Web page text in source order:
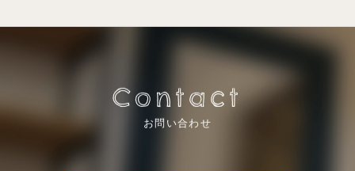
Contact
お問い合わせ